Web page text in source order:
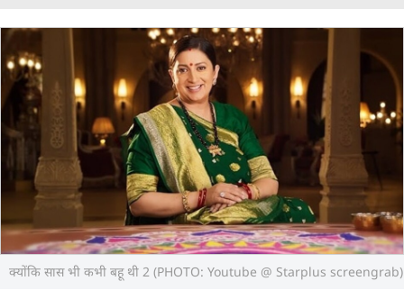
क्योंकि सास भी कभी बहू थी 2 (PHOTO: Youtube @ Starplus screengrab)